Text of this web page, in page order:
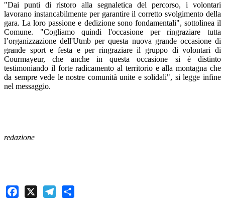
"Dai punti di ristoro alla segnaletica del percorso, i volontari
lavorano instancabilmente per garantire il corretto svolgimento della
gara. La loro passione e dedizione sono fondamentali", sottolinea il
Comune. "Cogliamo quindi l'occasione per ringraziare tutta
l’organizzazione dell'Utmb per questa nuova grande occasione di
grande sport e festa e per ringraziare il gruppo di volontari di
Courmayeur, che anche in questa occasione si è distinto
testimoniando il forte radicamento al territorio e alla montagna che
da sempre vede le nostre comunità unite e solidali", si legge infine
nel messaggio.
redazione